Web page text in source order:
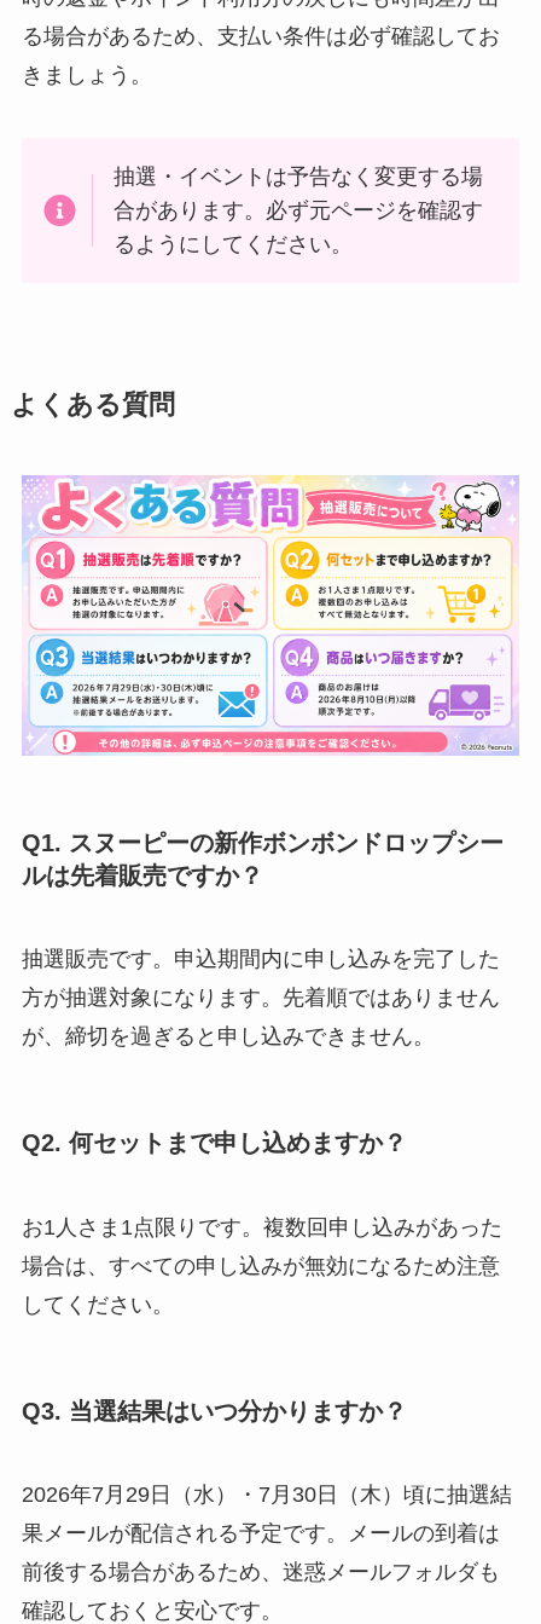
る場合があるため、支払い条件は必ず確認してお
きましょう。
抽選・イベントは予告なく変更する場
合があります。必ず元ページを確認す
るようにしてください。
よくある質問
Q1. スヌーピーの新作ボンボンドロップシー
ルは先着販売ですか？
抽選販売です。申込期間内に申し込みを完了した
方が抽選対象になります。先着順ではありません
が、締切を過ぎると申し込みできません。
Q2. 何セットまで申し込めますか？
お1人さま1点限りです。複数回申し込みがあった
場合は、すべての申し込みが無効になるため注意
してください。
Q3. 当選結果はいつ分かりますか？
2026年7月29日（水）・7月30日（木）頃に抽選結
果メールが配信される予定です。メールの到着は
前後する場合があるため、迷惑メールフォルダも
確認しておくと安心です。